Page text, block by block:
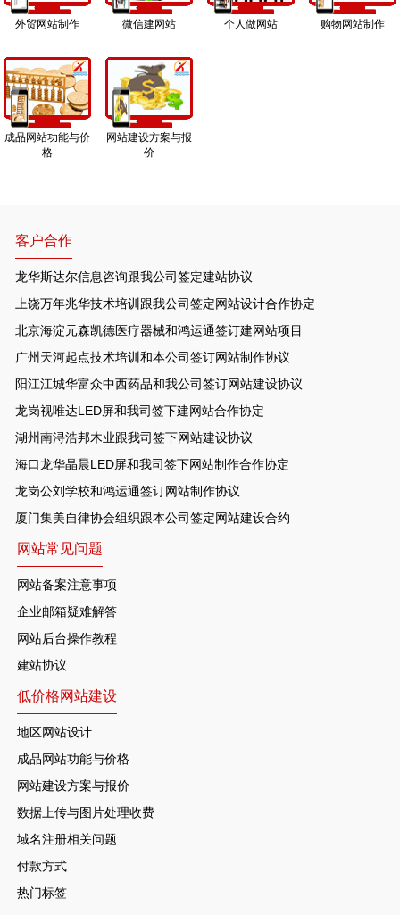
外贸网站制作 微信建网站 个人做网站 购物网站制作
成品网站功能与价
格
网站建设方案与报
价
客户合作
龙华斯达尔信息咨询跟我公司签定建站协议
上饶万年兆华技术培训跟我公司签定网站设计合作协定
北京海淀元森凯德医疗器械和鸿运通签订建网站项目
广州天河起点技术培训和本公司签订网站制作协议
阳江江城华富众中西药品和我公司签订网站建设协议
龙岗视唯达LED屏和我司签下建网站合作协定
湖州南浔浩邦木业跟我司签下网站建设协议
海口龙华晶晨LED屏和我司签下网站制作合作协定
龙岗公刘学校和鸿运通签订网站制作协议
厦门集美自律协会组织跟本公司签定网站建设合约
网站常见问题
网站备案注意事项
企业邮箱疑难解答
网站后台操作教程
建站协议
低价格网站建设
地区网站设计
成品网站功能与价格
网站建设方案与报价
数据上传与图片处理收费
域名注册相关问题
付款方式
热门标签